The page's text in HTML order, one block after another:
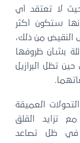
لا تعتقد أي
ستكون أكثر
النقيض من ذلك،
بشأن ظروفها
حين تظل البرازيل
مؤشر ميونيخ للأمن 2025 التحولات العميقة
تزايد القلق
في ظل تصاعد